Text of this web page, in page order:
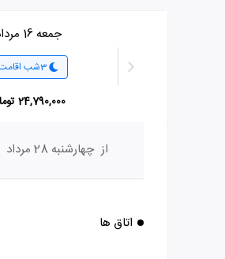
جمعه 16 مرداد
3شب اقامت
24,790,000 تومان
از چهارشنبه 28 مرداد
اتاق ها